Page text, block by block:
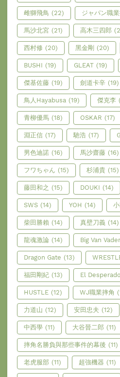
雌獅飛鳥 (22) ジャパン職
馬沙北宮 (21) 高木三四郎
西村修 (20) 黑金剛 (20)
BUSHI (19) GLEAT (19)
傑基佐藤 (19) 劍道卡辛 (19)
鳥人Hayabusa (19) 傑克李
青柳優馬 (18) OSKAR (17)
淵正信 (17) 馳浩 (17)
男色迪諾 (16) 馬沙齋藤 (16)
フワちゃん (15) 杉浦貴 (15)
藤田和之 (15) DOUKI (14)
SWS (14) YOH (14)
柴田勝賴 (14) 真壁刀義 (14)
龍魂激論 (14) Big Van Vader
Dragon Gate (13)
福田剛紀 (13) El Desperado
HUSTLE (12) WJ職業摔角
力道山 (12) 安田忠夫 (12)
中西學 (11) 大谷晉二郎 (11)
摔角名勝負與那些事件的幕後 (11)
老虎服部 (11) 超強機器 (11)